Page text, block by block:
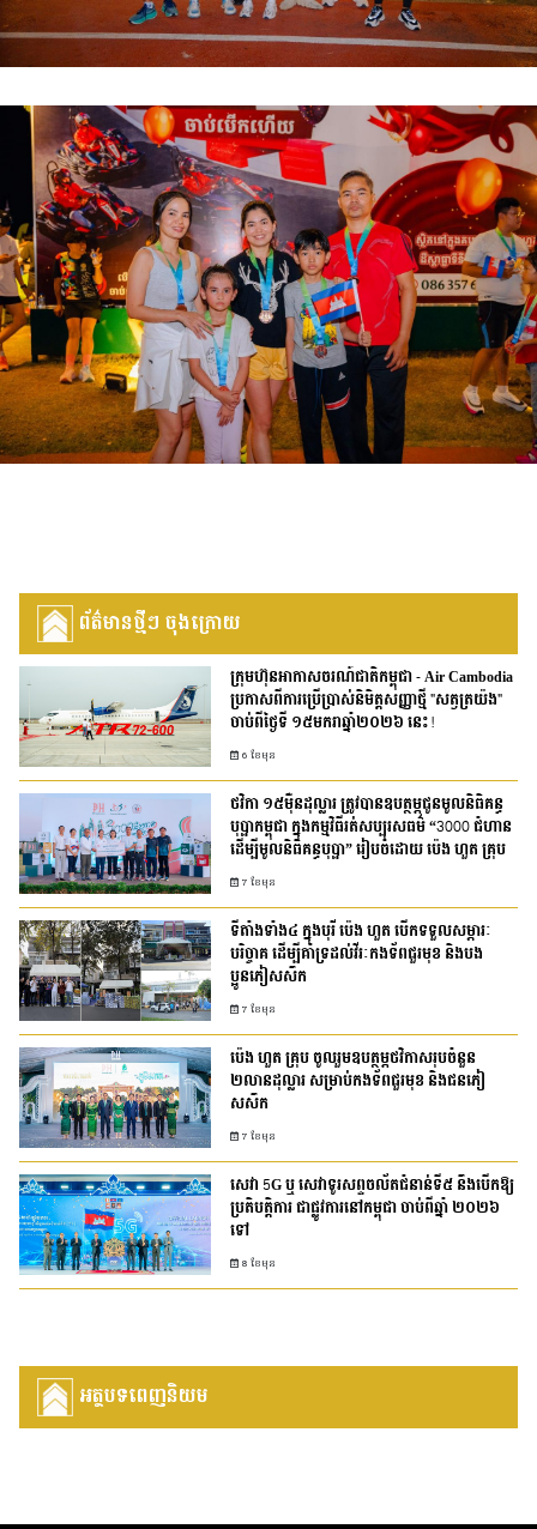
ព័ត៌មានថ្មីៗ ចុងក្រោយ
ក្រុមហ៊ុនអាកាសចរណ៍ជាតិកម្ពុជា - Air Cambodia
ប្រកាសពីការប្រើប្រាស់និមិត្តសញ្ញាថ្មី "សត្វត្រយ៉ង"
ចាប់ពីថ្ងៃទី ១៥មករាឆ្នាំ២០២៦ នេះ!
6 ខែមុន
ថវិកា ១៥ម៉ឺនដុល្លារ ត្រូវបានឧបត្ថម្ភជូនមូលនិធិគន្ធ
បុប្ផាកម្ពុជា ក្នុងកម្មវិធីរត់សប្បុរសធម៌ “3000 ជំហាន
ដើម្បីមូលនិធិគន្ធបុប្ផា” រៀបចំដោយ ប៉េង ហួត គ្រុប
7 ខែមុន
ទីតាំងទាំង៤ ក្នុងបុរី ប៉េង ហួត បើកទទួលសម្ភារៈ
បរិច្ចាគ ដើម្បីគាំទ្រដល់វីរៈកងទ័ពជួរមុខ និងបង
ប្អូនភៀសសឹក
7 ខែមុន
ប៉េង ហួត គ្រុប ចូលរួមឧបត្ថម្ភថវិកាសរុបចំនួន
២លានដុល្លារ សម្រាប់កងទ័ពជួរមុខ និងជនភៀ
សសឹក
7 ខែមុន
សេវា 5G ឬ សេវាទូរសព្ទចល័តជំនាន់ទី៥ នឹងបើកឱ្យ
ប្រតិបត្តិការ ជាផ្លូវការនៅកម្ពុជា​ ចាប់ពីឆ្នាំ ២០២៦
ទៅ
8 ខែមុន
អត្ថបទពេញនិយម